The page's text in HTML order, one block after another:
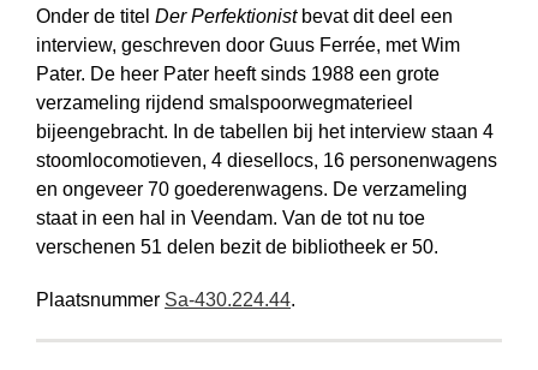
Onder de titel Der Perfektionistbevat dit deel een
interview, geschreven door Guus Ferrée, met Wim
Pater. De heer Pater heeft sinds 1988 een grote
verzameling rijdend smalspoorwegmaterieel
bijeengebracht. In de tabellen bij het interview staan 4
stoomlocomotieven, 4 diesellocs, 16 personenwagens
en ongeveer 70 goederenwagens. De verzameling
staat in een hal in Veendam. Van de tot nu toe
verschenen 51 delen bezit de bibliotheek er 50.
Plaatsnummer Sa-430.224.44.